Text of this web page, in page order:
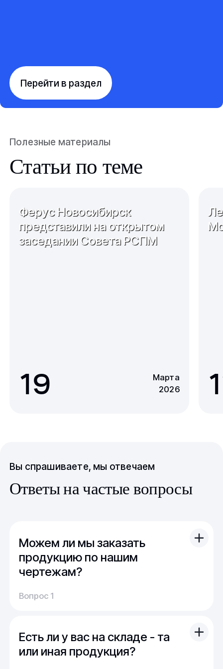
Перейти в раздел
Полезные материалы
Статьи по теме
Ферус Новосибирск
представили на открытом
заседании Совета РСПМ
19
Марта
2026
Вы спрашиваете, мы отвечаем
Ответы на частые вопросы
Можем ли мы заказать
продукцию по нашим
чертежам?
Вы можете отправить свой чертеж/проект
(в т.ч. примерный) с техническим заданием.
Мы можем изготовить для вас как мелкую
продукцию (метизы, точеные отводы,
детали), так и большие изделия
Вопрос 1
Есть ли у вас на складе - та
или иная продукция?